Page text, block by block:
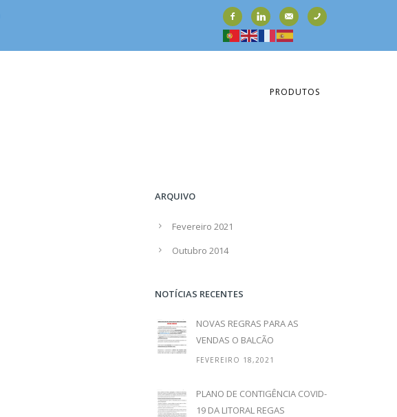
PRODUTOS
ARQUIVO
Fevereiro 2021
Outubro 2014
NOTÍCIAS RECENTES
NOVAS REGRAS PARA AS
VENDAS O BALCÃO
FEVEREIRO 18,2021
PLANO DE CONTIGÊNCIA COVID-
19 DA LITORAL REGAS